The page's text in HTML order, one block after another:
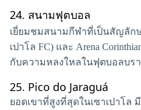
24. สนามฟุตบอล
เยี่ยมชมสนามกีฬาที่เป็นสัญลักษ
เปาโล FC) และ Arena
กับความหลงใหลในฟุตบอลบร
25. Pico do Jaraguá
ยอดเขาที่สูงที่สุดในเซาเปาโล